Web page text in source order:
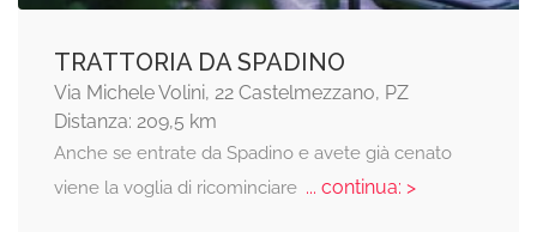
TRATTORIA DA SPADINO
Via Michele Volini, 22 Castelmezzano, PZ
Distanza: 209,5 km
Anche se entrate da Spadino e avete già cenato
viene la voglia di ricominciare... continua: >